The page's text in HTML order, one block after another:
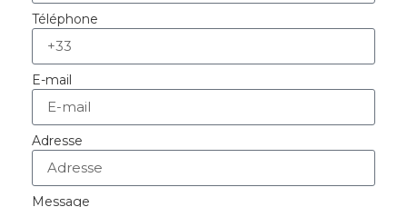
Téléphone
E-mail
Adresse
Message